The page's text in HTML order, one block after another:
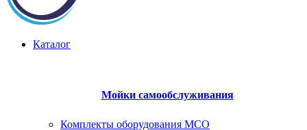
Каталог
Мойки самообслуживания
Комплекты оборудования МСО